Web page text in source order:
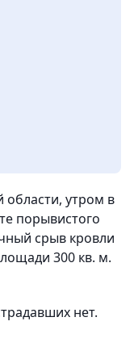
утром в
порывистого
срыв кровли
300 кв. м.
нет.